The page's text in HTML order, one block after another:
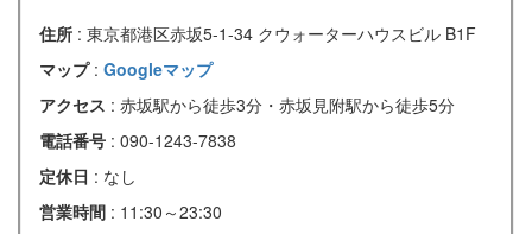
住所 : 東京都港区赤坂5-1-34 クウォーターハウスビル B1F
マップ : Googleマップ
アクセス : 赤坂駅から徒歩3分・赤坂見附駅から徒歩5分
電話番号 : 090-1243-7838
定休日 : なし
営業時間 : 11:30～23:30